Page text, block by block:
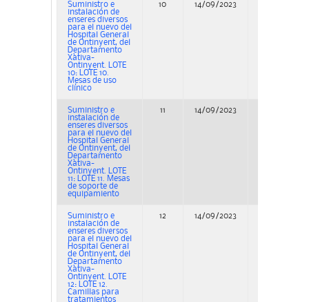
Suministro e
instalación de
enseres diversos
para el nuevo del
Hospital General
de Ontinyent, del
Departamento
Xàtiva-
Ontinyent. LOTE
10: LOTE 10.
Mesas de uso
clínico
10 14/09/2023
Suministro e
instalación de
enseres diversos
para el nuevo del
Hospital General
de Ontinyent, del
Departamento
Xàtiva-
Ontinyent. LOTE
11: LOTE 11. Mesas
de soporte de
equipamiento
11 14/09/2023
Suministro e
instalación de
enseres diversos
para el nuevo del
Hospital General
de Ontinyent, del
Departamento
Xàtiva-
Ontinyent. LOTE
12: LOTE 12.
Camillas para
tratamientos
12 14/09/2023